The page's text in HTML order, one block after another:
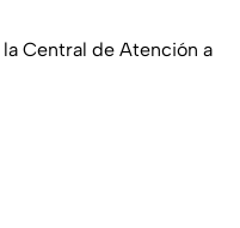
Central de Atención a